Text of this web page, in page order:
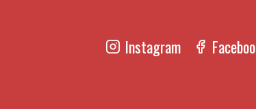
Instagram